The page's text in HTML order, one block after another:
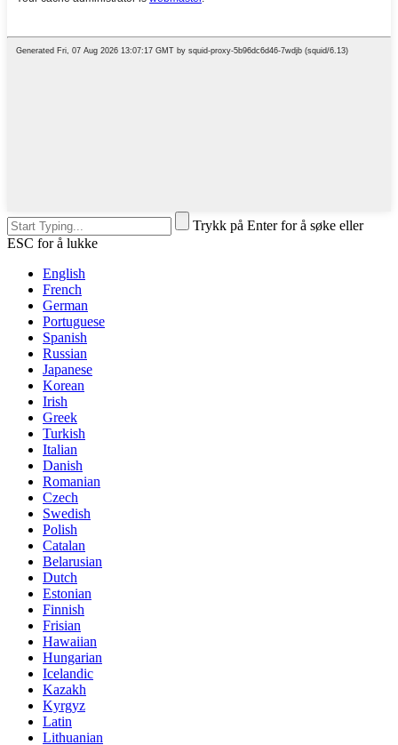
Trykk på Enter for å søke eller
ESC for å lukke
English
French
German
Portuguese
Spanish
Russian
Japanese
Korean
Irish
Greek
Turkish
Italian
Danish
Romanian
Czech
Swedish
Polish
Catalan
Belarusian
Dutch
Estonian
Finnish
Frisian
Hawaiian
Hungarian
Icelandic
Kazakh
Kyrgyz
Latin
Lithuanian